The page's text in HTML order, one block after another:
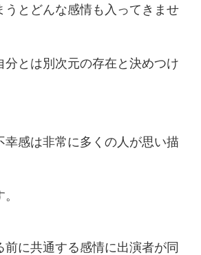
うとどんな感情も入ってきませ
分とは別次元の存在と決めつけ
幸感は非常に多くの人が思い描
前に共通する感情に出演者が同